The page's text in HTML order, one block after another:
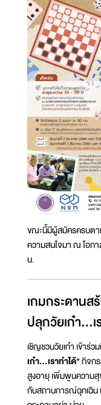
ขณะนี้มีผู้สมัครครบต
ความสนใจมา ณ โอก
น.
เกมกระดานส
ปลุกวัยเก๋า...เ
เชิญชวนวัยเก๋า เข้าร่ว
เก๋า...เราทำได้"กิจก
สูงอายุ เพิ่มพูนความ
กับสถานการณ์ฉุกเฉิน